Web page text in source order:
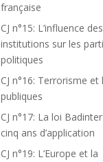
française
CJ n°15: L’influence des
institutions sur les
politiques
CJ n°16: Terrorisme et
publiques
CJ n°17: La loi
cinq ans d’application
CJ n°19: L’Europe et la